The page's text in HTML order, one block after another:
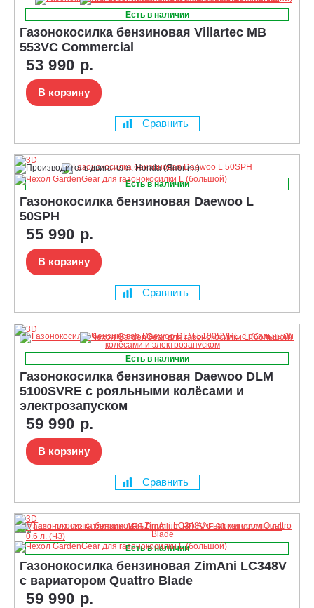
Есть в наличии
Газонокосилка бензиновая Villartec MB
553VC Commercial
53 990 р.
В корзину
Сравнить
Есть в наличии
Газонокосилка бензиновая Daewoo L
50SPH
55 990 р.
В корзину
Сравнить
Есть в наличии
Газонокосилка бензиновая Daewoo DLM
5100SVRE с рояльными колёсами и
электрозапуском
59 990 р.
В корзину
Сравнить
Есть в наличии
Газонокосилка бензиновая ZimAni LC348V
с вариатором Quattro Blade
59 990 р.